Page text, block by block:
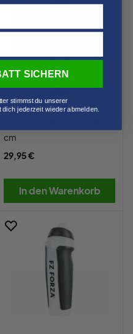
cm
29,95 €
In den Warenkorb
SICHERN
stimmst du unserer
dich jederzeit wieder abmelden.